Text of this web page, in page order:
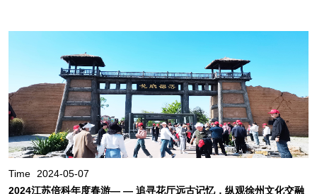
Time
2024-05-07
2024江苏倍科年度春游— — 追寻花厅远古记忆，纵观徐州文化交融